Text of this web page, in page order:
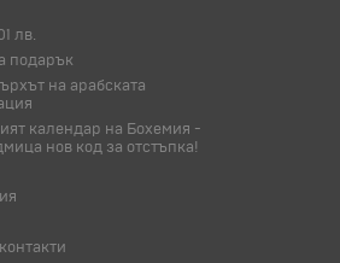
лв.
подарък
на арабската
календар на Бохемия -
нов код за отстъпка!